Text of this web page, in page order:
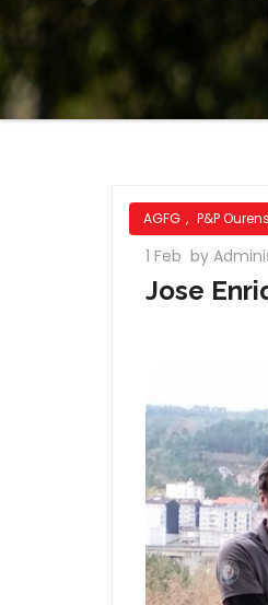
AGFG , P&P
1 Feb by
Jose